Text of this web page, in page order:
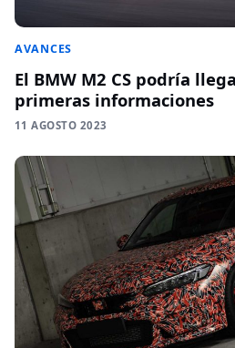
AVANCES
El BMW M2 CS podría
primeras informaciones
11 AGOSTO 2023